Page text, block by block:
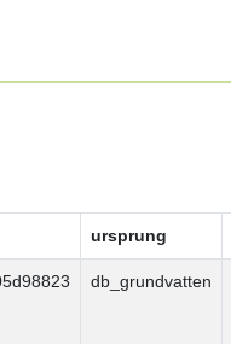
ursprung
db_grundvatten